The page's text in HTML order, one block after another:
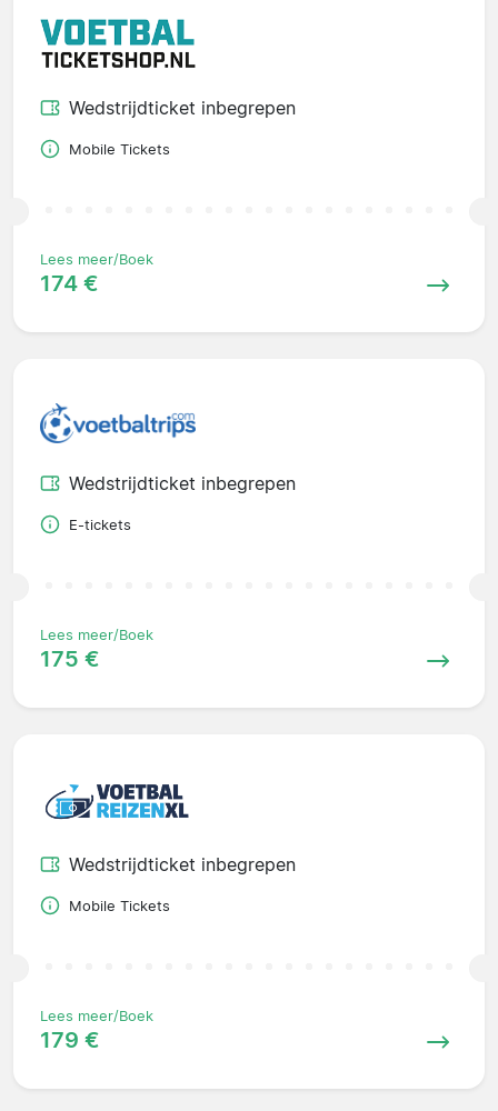
Wedstrijdticket inbegrepen
Mobile Tickets
Lees meer/Boek
174 €
Wedstrijdticket inbegrepen
E-tickets
Lees meer/Boek
175 €
Wedstrijdticket inbegrepen
Mobile Tickets
Lees meer/Boek
179 €